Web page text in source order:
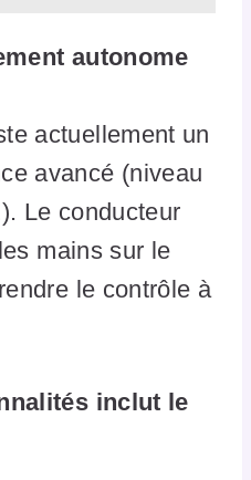
autonome
actuellement un
avancé (niveau
Le conducteur
mains sur le
le contrôle à
inclut le